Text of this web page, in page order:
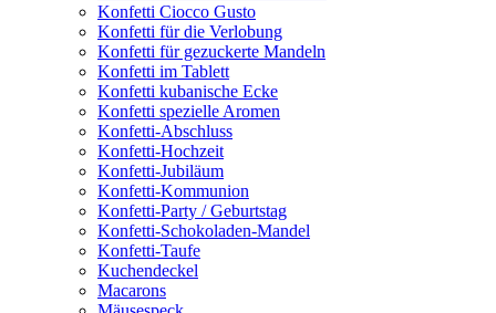
Konfetti Ciocco Gusto
Konfetti für die Verlobung
Konfetti für gezuckerte Mandeln
Konfetti im Tablett
Konfetti kubanische Ecke
Konfetti spezielle Aromen
Konfetti-Abschluss
Konfetti-Hochzeit
Konfetti-Jubiläum
Konfetti-Kommunion
Konfetti-Party / Geburtstag
Konfetti-Schokoladen-Mandel
Konfetti-Taufe
Kuchendeckel
Macarons